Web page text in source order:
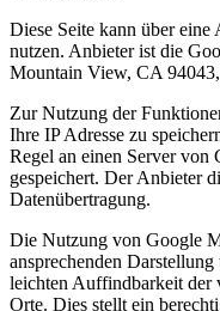
Diese Seite kann über
nutzen. Anbieter ist die
Mountain View, CA
Zur Nutzung der
Ihre IP Adresse zu
Regel an einen Server von
gespeichert. Der Anbieter
Datenübertragung.
Die Nutzung von Google
ansprechenden
leichten Auffindbarkeit der
Orte. Dies stellt ein